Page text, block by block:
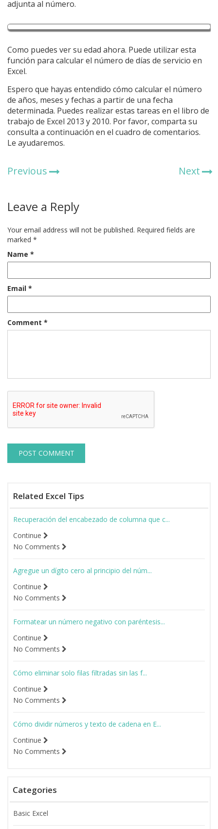
adjunta al número.
Como puedes ver su edad ahora. Puede utilizar esta
función para calcular el número de días de servicio en
Excel.
Espero que hayas entendido cómo calcular el número
de años, meses y fechas a partir de una fecha
determinada. Puedes realizar estas tareas en el libro de
trabajo de Excel 2013 y 2010. Por favor, comparta su
consulta a continuación en el cuadro de comentarios.
Le ayudaremos.
Previous Next
Leave a Reply
Your email address will not be published. Required fields are
marked *
Name *
Email *
Comment *
Related Excel Tips
Recuperación del encabezado de columna que c...
Continue
No Comments
Agregue un dígito cero al principio del núm...
Continue
No Comments
Formatear un número negativo con paréntesis...
Continue
No Comments
Cómo eliminar solo filas filtradas sin las f...
Continue
No Comments
Cómo dividir números y texto de cadena en E...
Continue
No Comments
Categories
Basic Excel